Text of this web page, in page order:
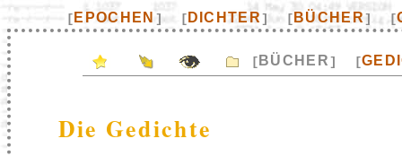
[ EPOCHEN ] [ DICHTER] [ BÜCHER] [
[ BÜCHER] [
Die Gedichte